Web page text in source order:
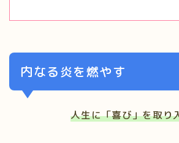
内なる炎を燃やす
人生に「喜び」を取り